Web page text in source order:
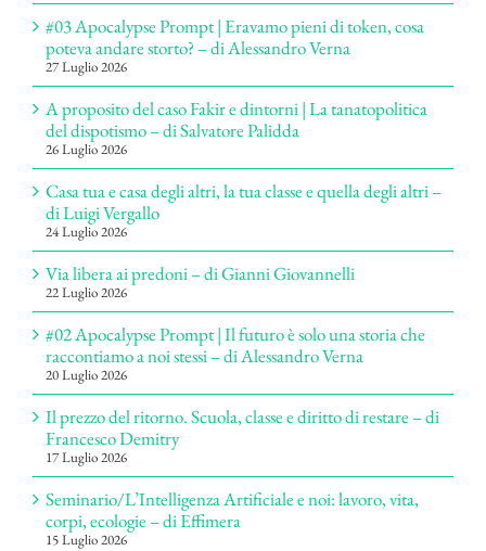
#03 Apocalypse Prompt | Eravamo pieni di token, cosa
poteva andare storto? – di Alessandro Verna
27 Luglio 2026
A proposito del caso Fakir e dintorni | La tanatopolitica
del dispotismo – di Salvatore Palidda
26 Luglio 2026
Casa tua e casa degli altri, la tua classe e quella degli altri –
di Luigi Vergallo
24 Luglio 2026
Via libera ai predoni – di Gianni Giovannelli
22 Luglio 2026
#02 Apocalypse Prompt | Il futuro è solo una storia che
raccontiamo a noi stessi – di Alessandro Verna
20 Luglio 2026
Il prezzo del ritorno. Scuola, classe e diritto di restare – di
Francesco Demitry
17 Luglio 2026
Seminario/L’Intelligenza Artificiale e noi: lavoro, vita,
corpi, ecologie – di Effimera
15 Luglio 2026